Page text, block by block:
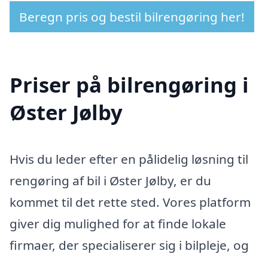
Beregn pris og bestil bilrengøring her!
Priser på bilrengøring i
Øster Jølby
Hvis du leder efter en pålidelig løsning til
rengøring af bil i Øster Jølby, er du
kommet til det rette sted. Vores platform
giver dig mulighed for at finde lokale
firmaer, der specialiserer sig i bilpleje, og